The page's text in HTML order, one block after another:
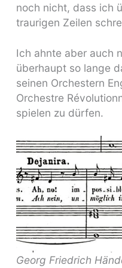
noch nicht, dass ich
traurigen Zeilen
Ich ahnte aber auch
überhaupt so lange
seinen Orchestern
Orchestre
spielen zu dürfen.
Georg Friedrich